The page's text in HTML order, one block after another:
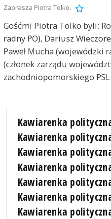
Zaprasza Piotra Tolko.
Gośćmi Piotra Tolko byli:
radny PO), Dariusz
Paweł Mucha (wojewódzki
(członek zarządu
zachodniopomorskiego
Kawiarenka
Kawiarenka
Kawiarenka
Kawiarenka
Kawiarenka
Kawiarenka
Kawiarenka